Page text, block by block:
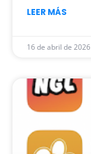
LEER MÁS
16 de abril de 2026